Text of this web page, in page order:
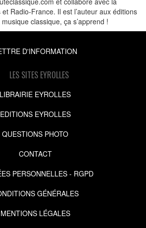
Radio-France. Il est l’auteur aux éditions
classique, ça s’apprend !
D'INFORMATION
LES SITES EYROLLES
LIBRAIRIE EYROLLES
EDITIONS EYROLLES
QUESTIONS PHOTO
CONTACT
PERSONNELLES - RGPD
GÉNÉRALES
MENTIONS LÉGALES